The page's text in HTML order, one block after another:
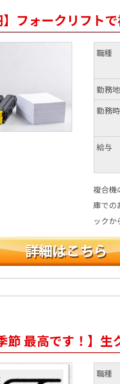
】フォークリフト
職種
勤務地
勤務
給与
複合機
庫での
ック
節 最高です！】
職種